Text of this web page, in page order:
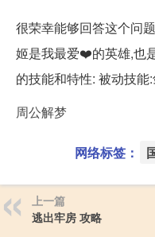
很荣幸能够回答这个问
姬是我最爱❤️的英雄,也
的技能和特性: 被动技能:
周公解梦
网络标签：
上一篇
逃出牢房 攻略